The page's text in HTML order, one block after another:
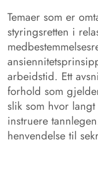
Temaer som er
styringsretten i
arbeidstid. Ett
forhold som
slik som hvor
instruere
henvendelse til